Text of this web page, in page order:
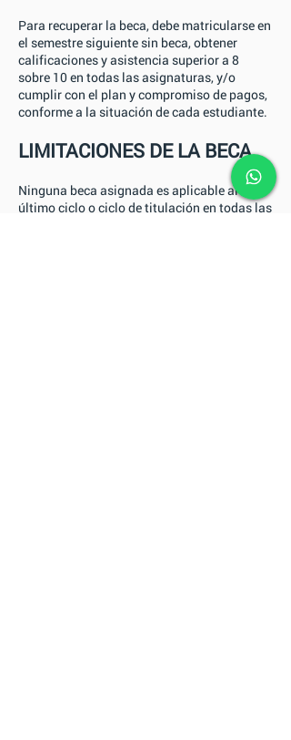
Para recuperar la beca, debe matricularse en
el semestre siguiente sin beca, obtener
calificaciones y asistencia superior a 8
sobre 10 en todas las asignaturas, y/o
cumplir con el plan y compromiso de pagos,
conforme a la situación de cada estudiante.
LIMITACIONES DE LA BECA
Ninguna beca asignada es aplicable al
último ciclo o ciclo de titulación en todas las